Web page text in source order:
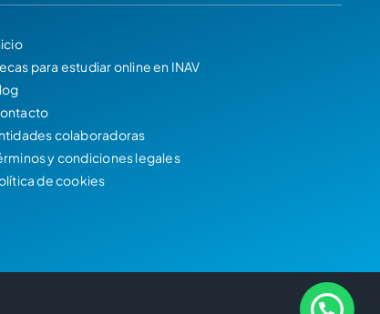
para estudiar online en INAV
colaboradoras
y condiciones legales
de cookies